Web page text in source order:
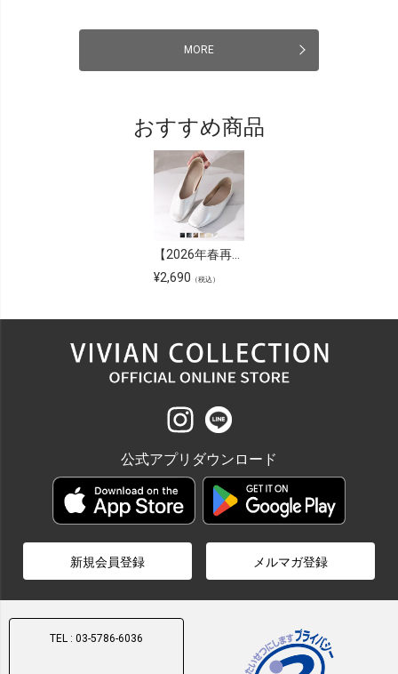
MORE
おすすめ商品
¥2,690 （税込）
公式アプリダウンロード
新規会員登録 メルマガ登録
TEL : 03-5786-6036